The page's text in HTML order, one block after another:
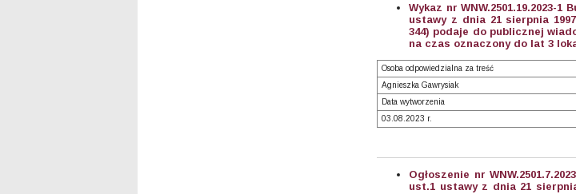
Wykaz nr
ustawy z dnia 21 sierpnia
344) podaje do publicznej
na czas oznaczony do lat 3
Osoba odpowiedzialna za treść
Agnieszka Gawrysiak
Data wytworzenia
03.08.2023 r.
Ogłoszenie nr
ust.1 ustawy z dnia 21